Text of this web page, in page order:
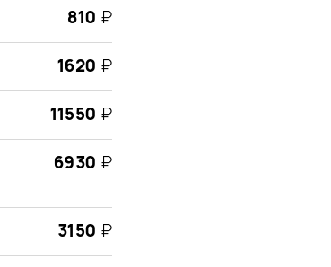
810 ₽
1620 ₽
11550 ₽
6930 ₽
3150 ₽